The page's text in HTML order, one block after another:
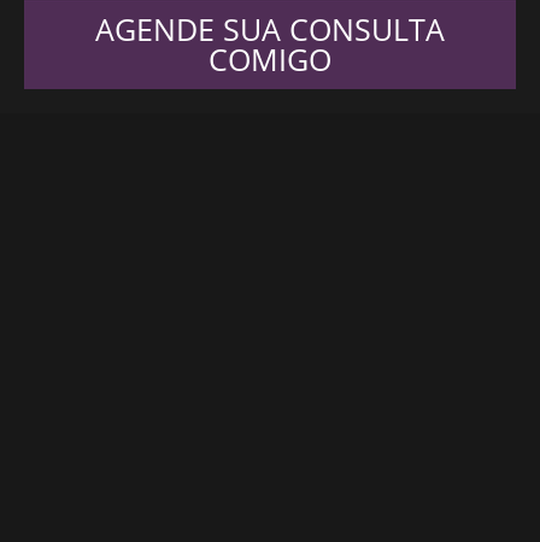
AGENDE SUA CONSULTA
COMIGO